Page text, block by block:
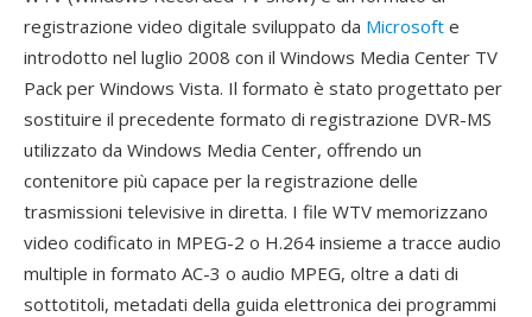
registrazione video digitale sviluppato da Microsoft e
introdotto nel luglio 2008 con il Windows Media Center TV
Pack per Windows Vista. Il formato è stato progettato per
sostituire il precedente formato di registrazione DVR-MS
utilizzato da Windows Media Center, offrendo un
contenitore più capace per la registrazione delle
trasmissioni televisive in diretta. I file WTV memorizzano
video codificato in MPEG-2 o H.264 insieme a tracce audio
multiple in formato AC-3 o audio MPEG, oltre a dati di
sottotitoli, metadati della guida elettronica dei programmi